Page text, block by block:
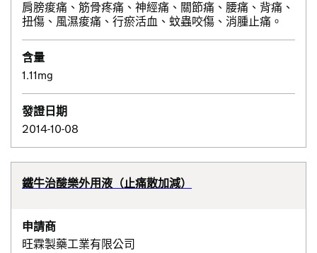
肩膀痠痛、筋骨疼痛、神經痛、關節痛、腰痛、背痛、
扭傷、風濕痠痛、行瘀活血、蚊蟲咬傷、消腫止痛。
含量
1.11mg
發證日期
2014-10-08
鐵牛治酸樂外用液（止痛散加減）
申請商
旺霖製藥工業有限公司